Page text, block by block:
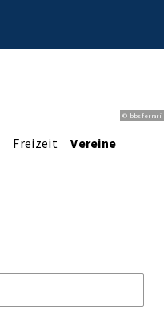
© bbsferrari
Freizeit Vereine